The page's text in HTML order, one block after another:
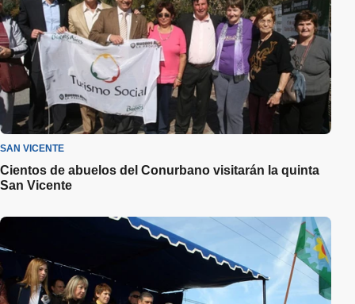
SAN VICENTE
Cientos de abuelos del Conurbano visitarán la quinta
San Vicente